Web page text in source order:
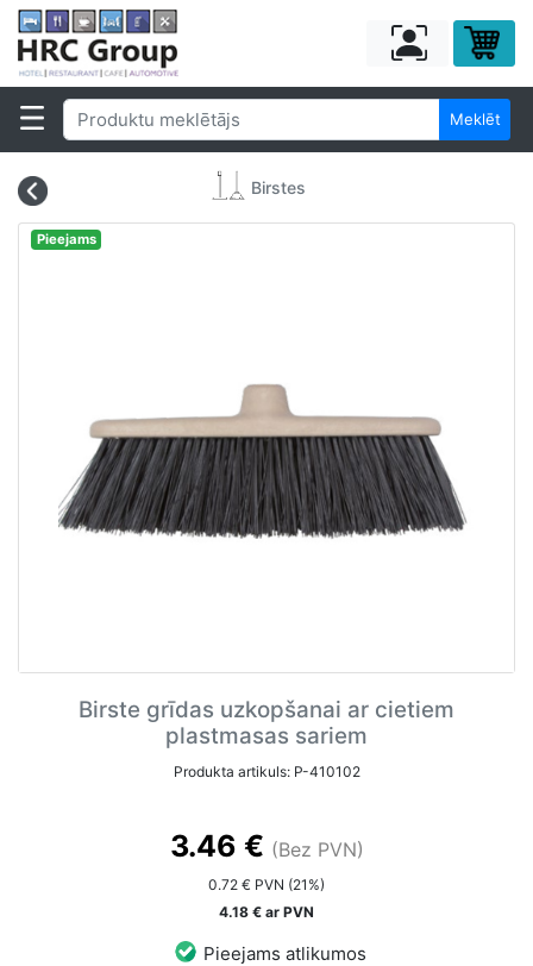
Meklēt
Birstes
Pieejams
Birste grīdas uzkopšanai ar cietiem
plastmasas sariem
Produkta artikuls: P-410102
3.46 € (Bez PVN)
0.72 € PVN (21%)
4.18 € ar PVN
Pieejams atlikumos